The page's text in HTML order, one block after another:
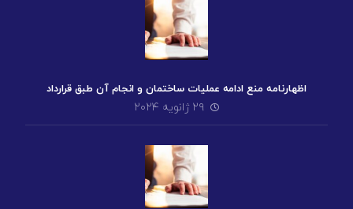
اظهارنامه منع ادامه عملیات ساختمان و انجام آن طبق قرارداد
۲۹ ژانویه ۲۰۲۴